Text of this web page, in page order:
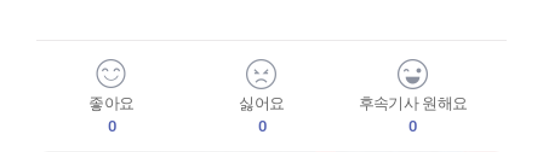
좋아요
0
싫어요
0
후속기사 원해요
0